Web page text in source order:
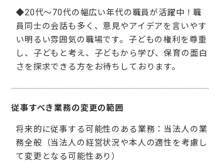
◆20代～70代の幅広い年代の職員が活躍中！職
員同士の会話も多く、意見やアイデアを言いやす
い明るい雰囲気の職場です。子どもの権利を尊重
し、子どもと考え、子どもから学び、保育の面白
さを探求できる方をお待ちしております。
従事すべき業務の変更の範囲
将来的に従事する可能性のある業務：当法人の業
務全般（当法人の経営状況や本人の適性を考慮し
て変更となる可能性あり）